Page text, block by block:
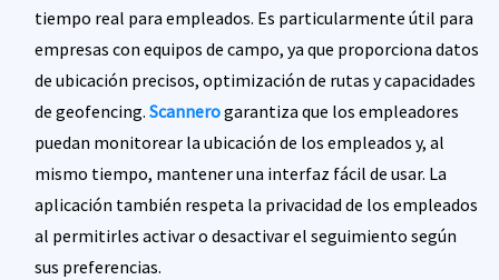
tiempo real para empleados. Es particularmente útil para
empresas con equipos de campo, ya que proporciona datos
de ubicación precisos, optimización de rutas y capacidades
de geofencing. Scannerogarantiza que los empleadores
puedan monitorear la ubicación de los empleados y, al
mismo tiempo, mantener una interfaz fácil de usar. La
aplicación también respeta la privacidad de los empleados
al permitirles activar o desactivar el seguimiento según
sus preferencias.